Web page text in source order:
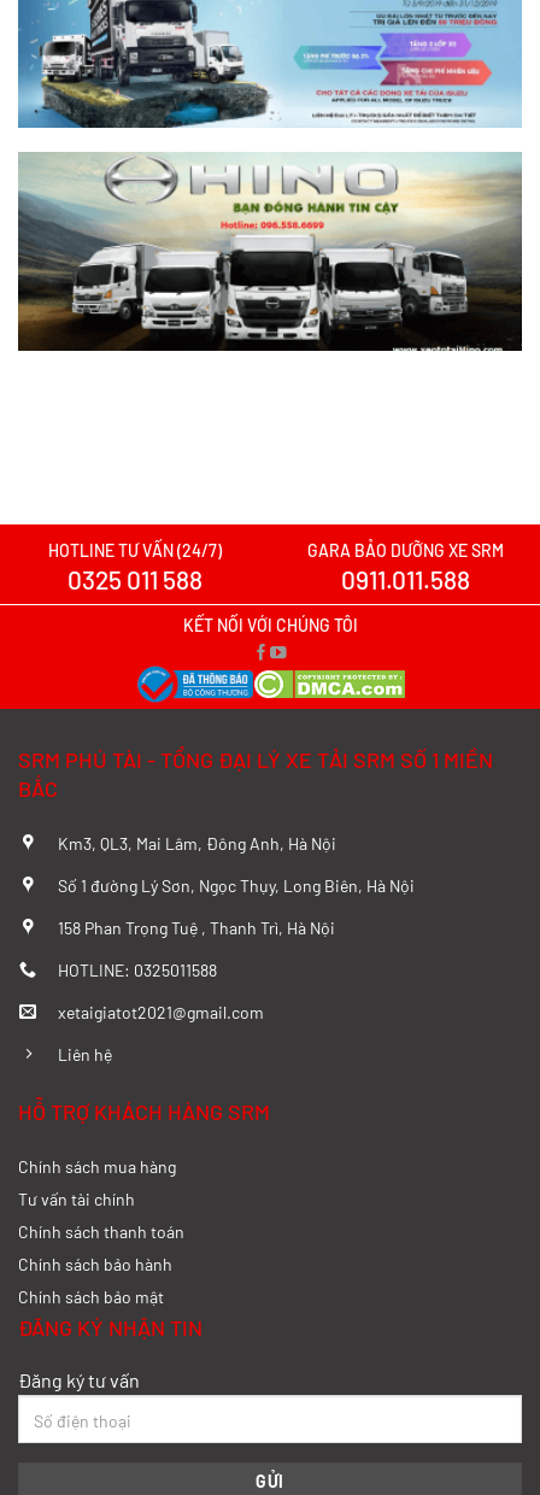
Giá: Liên hệ
Giá: Liên hệ
Kiệm Cho Kinh Doanh
Giá: Liên hệ
HOTLINE TƯ VẤN (24/7)
0325 011 588
GARA BẢO DƯỠNG XE SRM
0911.011.588
KẾT NỐI VỚI CHÚNG TÔI
SRM PHÚ TÀI - TỔNG ĐẠI LÝ XE TẢI SRM SỐ 1 MIỀN
BẮC
Km3, QL3, Mai Lâm, Đông Anh, Hà Nội
Số 1 đường Lý Sơn, Ngọc Thụy, Long Biên, Hà Nội
158 Phan Trọng Tuệ , Thanh Trì, Hà Nội
HOTLINE: 0325011588
xetaigiatot2021@gmail.com
Liên hệ
HỖ TRỢ KHÁCH HÀNG SRM
Chính sách mua hàng
Tư vấn tài chính
Chính sách thanh toán
Chính sách bảo hành
Chính sách bảo mật
ĐĂNG KÝ NHẬN TIN
Đăng ký tư vấn